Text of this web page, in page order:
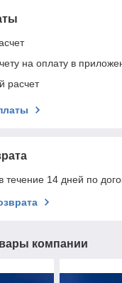
на оплату в
расчет
течение 14 дней по
компании